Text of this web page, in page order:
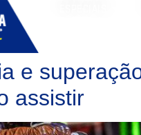
e
assistir